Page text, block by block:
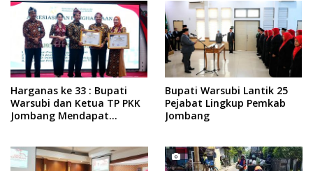
Harganas ke 33 : Bupati
Warsubi dan Ketua TP PKK
Jombang Mendapat
Bupati Warsubi Lantik 25
Pejabat Lingkup Pemkab
Jombang